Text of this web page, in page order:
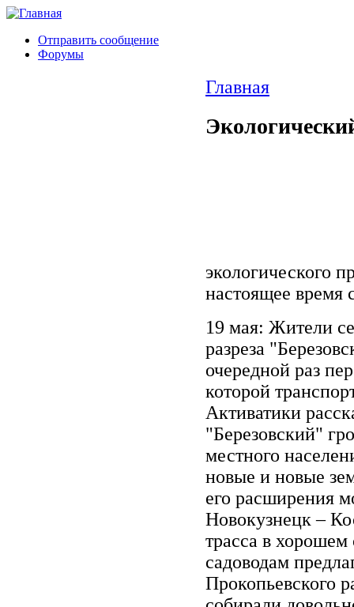
Отправить сообщение
Форумы
Главная
экологического
настоящее время
19 мая: Жители
разреза
очередной раз
которой
Активатики
"Березовский"
местного
новые и новые
его расширения
Новокузнецк –
трасса в
садоводам
Прокопьевского